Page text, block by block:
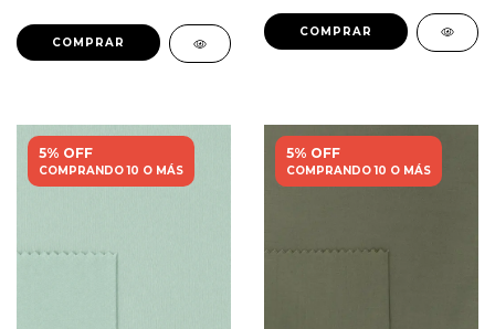
5% OFF
COMPRANDO 10 O MÁS
5% OFF
COMPRANDO 10 O MÁS